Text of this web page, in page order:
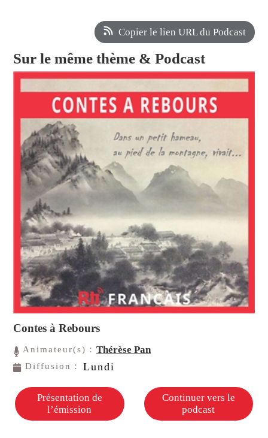
Copier le lien URL du Podcast
Sur le même thème & Podcast
Contes à Rebours
Animateur(s)：Thérèse Pan
Diffusion： Lundi
Présentation de
l’émission
Continuer vers le
podcast